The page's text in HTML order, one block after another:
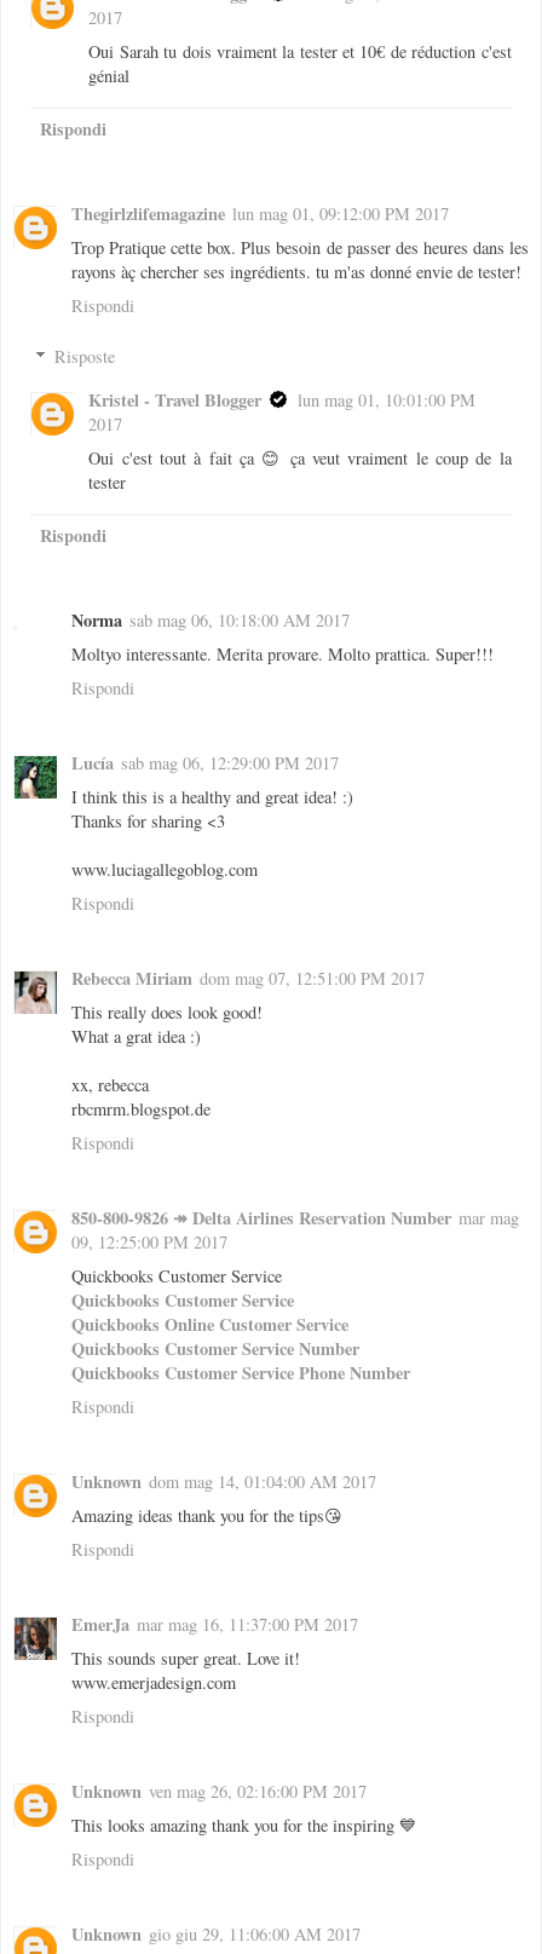
2017
Oui Sarah tu dois vraiment la tester et 10€ de réduction c'est
génial
Rispondi
Thegirlzlifemagazine lun mag 01, 09:12:00 PM 2017
Trop Pratique cette box. Plus besoin de passer des heures dans les
rayons àç chercher ses ingrédients. tu m'as donné envie de tester!
Rispondi
Risposte
Kristel - Travel Blogger
lun mag 01, 10:01:00 PM
2017
Oui c'est tout à fait ça 😊 ça veut vraiment le coup de la
tester
Rispondi
Norma sab mag 06, 10:18:00 AM 2017
Moltyo interessante. Merita provare. Molto prattica. Super!!!
Rispondi
Lucía sab mag 06, 12:29:00 PM 2017
I think this is a healthy and great idea! :)
Thanks for sharing <3
www.luciagallegoblog.com
Rispondi
Rebecca Miriam dom mag 07, 12:51:00 PM 2017
This really does look good!
What a grat idea :)
xx, rebecca
rbcmrm.blogspot.de
Rispondi
850-800-9826 ↠ Delta Airlines Reservation Number mar mag
09, 12:25:00 PM 2017
Quickbooks Customer Service
Quickbooks Customer Service
Quickbooks Online Customer Service
Quickbooks Customer Service Number
Quickbooks Customer Service Phone Number
Rispondi
Unknown dom mag 14, 01:04:00 AM 2017
Amazing ideas thank you for the tips😘
Rispondi
EmerJa mar mag 16, 11:37:00 PM 2017
This sounds super great. Love it!
www.emerjadesign.com
Rispondi
Unknown ven mag 26, 02:16:00 PM 2017
This looks amazing thank you for the inspiring 💙
Rispondi
Unknown gio giu 29, 11:06:00 AM 2017